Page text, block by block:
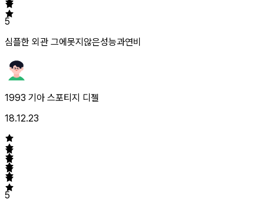
5
심플한 외관 그에못지않은성능과연비
1993 기아 스포티지 디젤
18.12.23
5